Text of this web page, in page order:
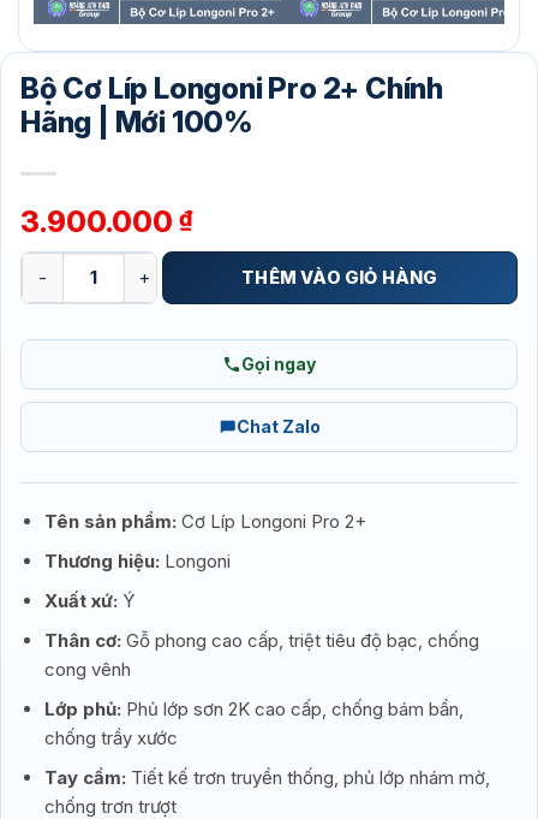
Bộ Cơ Líp Longoni Pro 2+ Chính
Hãng | Mới 100%
3.900.000 ₫
Bộ Cơ Líp Longoni Pro 2+ Chính Hãng | Mới 100% số lượng
THÊM VÀO GIỎ HÀNG
Gọi ngay
Chat Zalo
Tên sản phẩm: Cơ Líp Longoni Pro 2+
Thương hiệu: Longoni
Xuất xứ: Ý
Thân cơ: Gỗ phong cao cấp, triệt tiêu độ bạc, chống
cong vênh
Lớp phủ: Phủ lớp sơn 2K cao cấp, chống bám bẩn,
chống trầy xước
Tay cầm: Tiết kế trơn truyền thống, phủ lớp nhám mờ,
chống trơn trượt